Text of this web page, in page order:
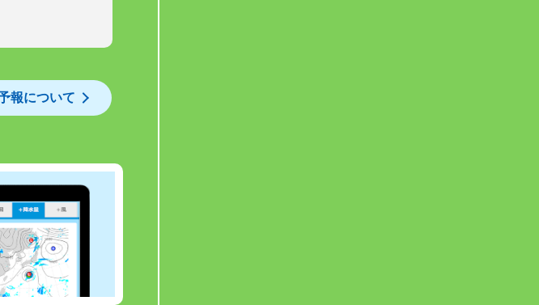
報について